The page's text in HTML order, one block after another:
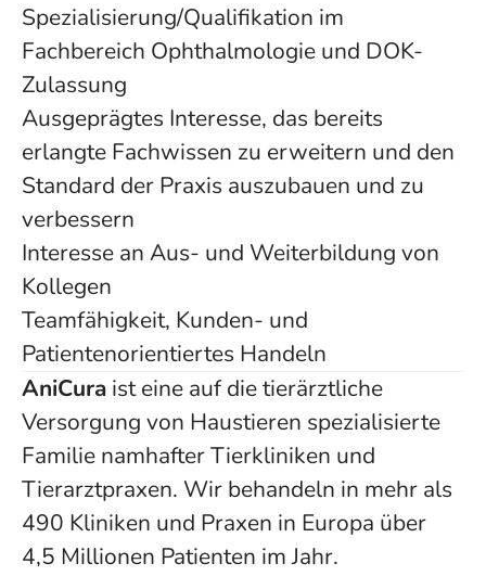
Spezialisierung/Qualifikation im
Fachbereich Ophthalmologie und DOK-
Zulassung
Ausgeprägtes Interesse, das bereits
erlangte Fachwissen zu erweitern und den
Standard der Praxis auszubauen und zu
verbessern
Interesse an Aus- und Weiterbildung von
Kollegen
Teamfähigkeit, Kunden- und
Patientenorientiertes Handeln
AniCura ist eine auf die tierärztliche
Versorgung von Haustieren spezialisierte
Familie namhafter Tierkliniken und
Tierarztpraxen. Wir behandeln in mehr als
490 Kliniken und Praxen in Europa über
4,5 Millionen Patienten im Jahr.